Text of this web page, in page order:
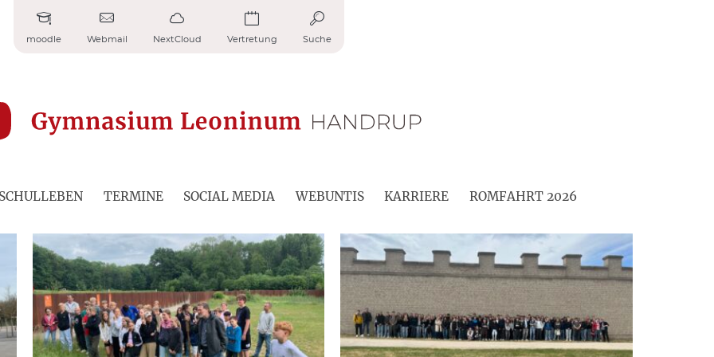
moodle Webmail NextCloud Vertretung Suche
SCHULLEBEN TERMINE SOCIAL MEDIA WEBUNTIS KARRIERE ROMFAHRT 2026